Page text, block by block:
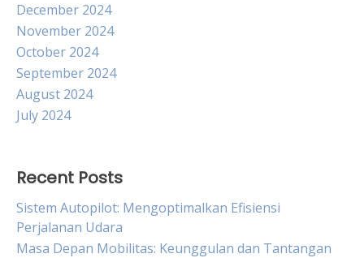
December 2024
November 2024
October 2024
September 2024
August 2024
July 2024
Recent Posts
Sistem Autopilot: Mengoptimalkan Efisiensi
Perjalanan Udara
Masa Depan Mobilitas: Keunggulan dan Tantangan